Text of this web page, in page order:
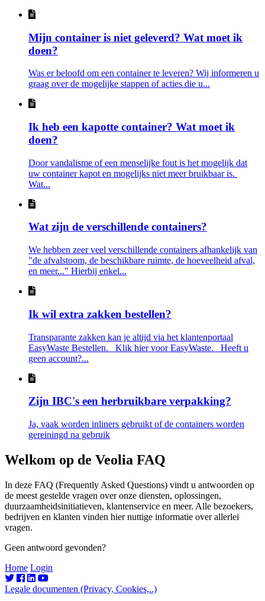
Mijn container is niet geleverd? Wat moet ik
doen?
Was er beloofd om een container te leveren? Wij informeren u
graag over de mogelijke stappen of acties die u...
Ik heb een kapotte container? Wat moet ik
doen?
Door vandalisme of een menselijke fout is het mogelijk dat
uw container kapot en mogelijks niet meer bruikbaar is.
Wat...
Wat zijn de verschillende containers?
We hebben zeer veel verschillende containers afhankelijk van
"de afvalstoom, de beschikbare ruimte, de hoeveelheid afval,
en meer..." Hierbij enkel...
Ik wil extra zakken bestellen?
Transparante zakken kan je altijd via het klantenportaal
EasyWaste Bestellen. Klik hier voor EasyWaste. Heeft u
geen account?...
Zijn IBC's een herbruikbare verpakking?
Ja, vaak worden inliners gebruikt of de containers worden
gereiningd na gebruik
Welkom op de Veolia FAQ
In deze FAQ (Frequently Asked Questions) vindt u antwoorden op
de meest gestelde vragen over onze diensten, oplossingen,
duurzaamheidsinitiatieven, klantenservice en meer. Alle bezoekers,
bedrijven en klanten vinden hier nuttige informatie over allerlei
vragen.
Geen antwoord gevonden?
Home Login
Legale documenten (Privacy, Cookies,..)